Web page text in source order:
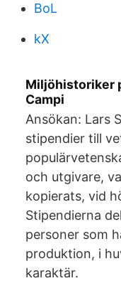
BoL
kX
Miljöhistoriker
Campi
Ansökan: Lars
stipendier till
och utgivare,
kopierats, vid
Stipendierna
personer som
produktion, i
karaktär.